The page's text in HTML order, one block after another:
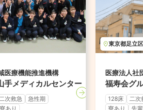
医療機能推進機構
手メディカルセンター
二次救急
急性期
寮あり
東京都足立区
医療法人社
福寿会グ
128床
二次
寮あり
先